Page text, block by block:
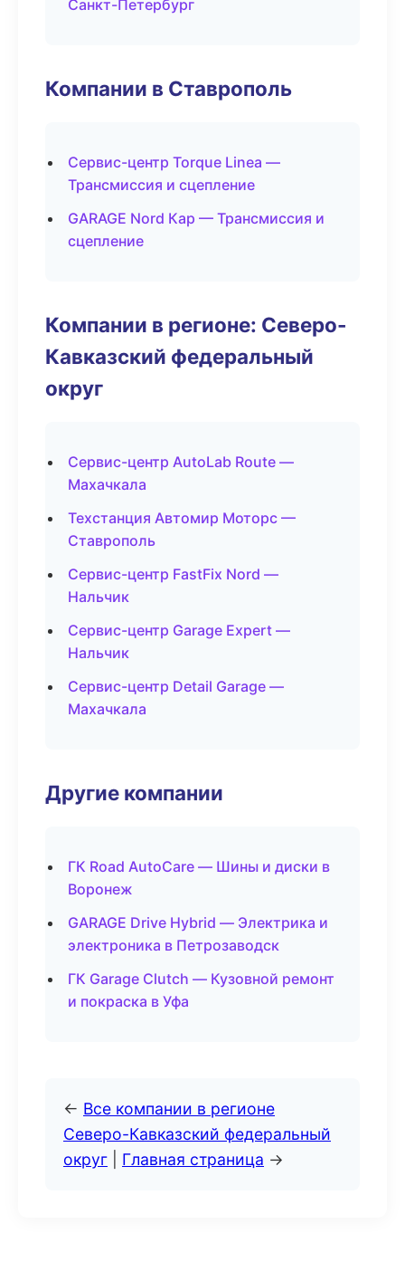
Санкт-Петербург
Компании в Ставрополь
Сервис-центр Torque Linea —
Трансмиссия и сцепление
GARAGE Nord Кар — Трансмиссия и
сцепление
Компании в регионе: Северо-
Кавказский федеральный
округ
Сервис-центр AutoLab Route —
Махачкала
Техстанция Автомир Моторс —
Ставрополь
Сервис-центр FastFix Nord —
Нальчик
Сервис-центр Garage Expert —
Нальчик
Сервис-центр Detail Garage —
Махачкала
Другие компании
ГК Road AutoCare — Шины и диски в
Воронеж
GARAGE Drive Hybrid — Электрика и
электроника в Петрозаводск
ГК Garage Clutch — Кузовной ремонт
и покраска в Уфа
← Все компании в регионе
Северо-Кавказский федеральный
округ
Главная страница →